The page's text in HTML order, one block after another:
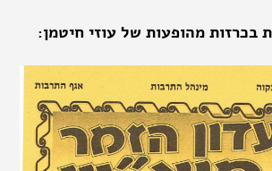
בכרזות מהופעות של עוזי חיטמן: